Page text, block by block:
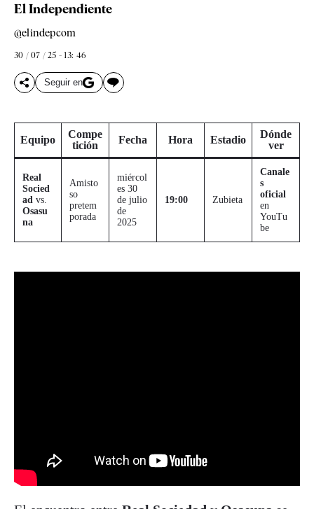
El Independiente
@elindepcom
30 / 07 / 25 - 13: 46
Seguir en
Equipo
Compe
tición
Fecha Hora Estadio
Dónde
ver
Real
Socied
ad vs.
Osasu
na
Amisto
so
pretem
porada
miércol
es 30
de julio
de
2025
19:00 Zubieta
Canale
s
oficial
en
YouTu
be